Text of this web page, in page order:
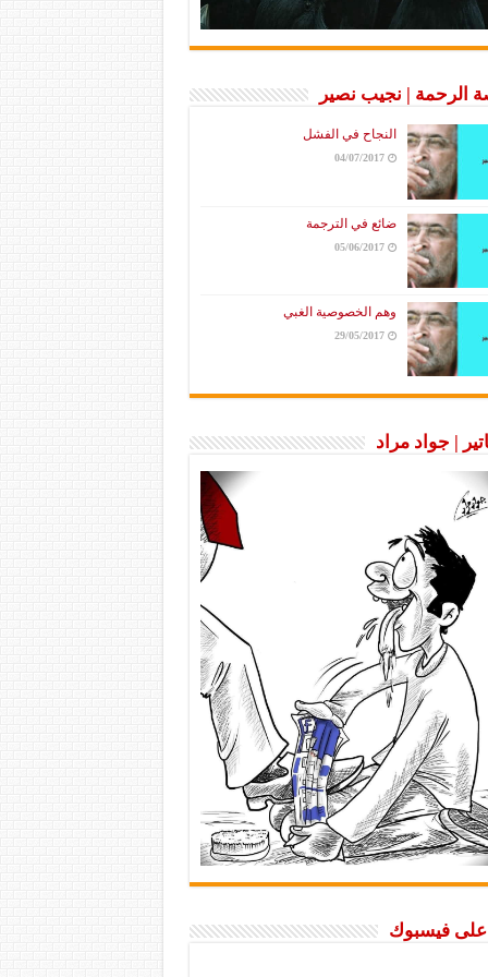
الرحمة | نجيب نصير
النجاح في الفشل
04/07/2017
ضائع في الترجمة
05/06/2017
وهم الخصوصية الغبي
29/05/2017
| جواد مراد
على فيسبوك